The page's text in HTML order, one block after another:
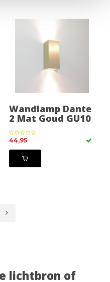
Wandlamp Dante
2 Mat Goud GU10
44,95
lichtbron of